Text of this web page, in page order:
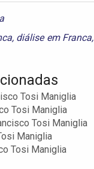
, diálise em Franca,
Tosi Maniglia
Tosi Maniglia
Tosi Maniglia
Maniglia
Tosi Maniglia